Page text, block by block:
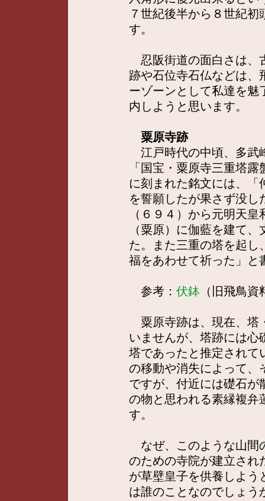
７世紀後半から８世紀
す。
忍阪街道の面白さは、
跡や石位寺石仏などは、
ーゾーンとして私達を魅
内しようと思います。
粟原寺跡
江戸時代の中頃、多武
「国宝・粟原寺三重塔
に刻まれた銘文には、
を誓願したが果さず没
（６９４）から元明天
（粟原）に伽藍を建て
た。また三重の塔を起し
福をあわせて祈った」と
参考： 伏鉢 （旧飛鳥
粟原寺跡は、現在、塔
いませんが、塔跡には心
塔であったと推定されて
の移動や消失によって、
ですが、付近には礎石が
の物と思われる素縁複弁
す。
なぜ、このような山間
のための寺院が建立され
が草壁皇子を供養しよう
は誰のことなのでしょう